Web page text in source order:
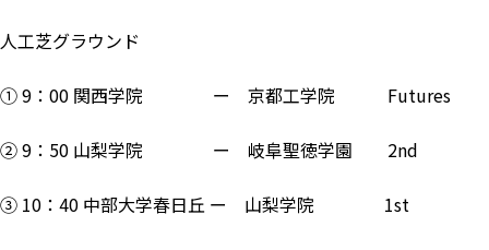
人工芝グラウンド
① 9：00 関西学院 ー 京都工学院 Futures
② 9：50 山梨学院 ー 岐阜聖徳学園 2nd
③ 10：40 中部大学春日丘 ー 山梨学院 1st